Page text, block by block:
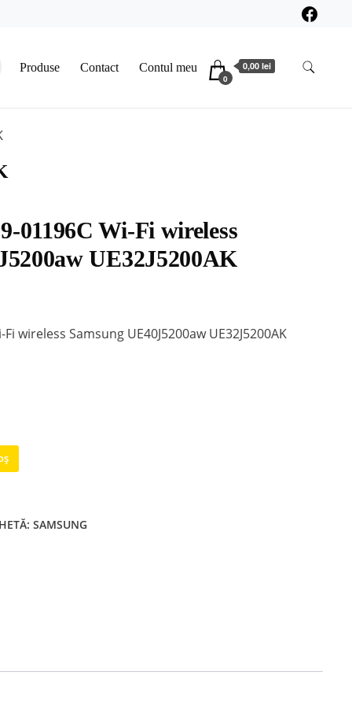
Produse Contact Contul meu
0
0,00 lei
01196C Wi-Fi wireless
UE32J5200AK
wireless Samsung UE40J5200aw UE32J5200AK
SAMSUNG